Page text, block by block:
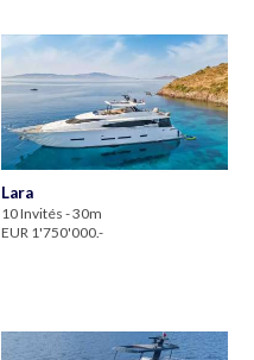
Lara
10 Invités - 30m
EUR 1'750'000.-